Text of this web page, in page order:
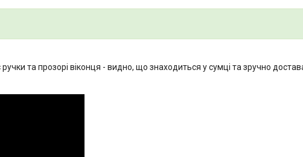
та прозорі віконця - видно, що знаходиться у сумці та зручно